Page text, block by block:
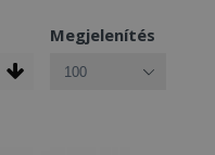
Megjelenítés